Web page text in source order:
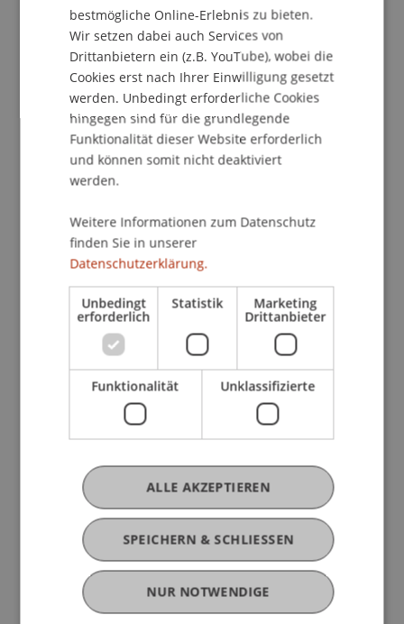
Gerade in einer Arbeitswelt, die von
zunehmender Komplexität und stetigem Wandel
geprägt ist, gewinnt die Fähigkeit zur bewussten
Selbstführung immer mehr an Bedeutung. Für
viele Frauen bedeutet dies auch, unterschiedliche
Rollenbilder und Erwartungen bewusst zu
reflektieren sowie den eigenen Karriereweg aktiv
und selbstbestimmt zu gestalten.
Beim anschliessenden Apéro nutzten die
Teilnehmerinnen die Gelegenheit, neue Kontakte
zu knüpfen, Erfahrungen auszutauschen und
bestehende Netzwerke weiter auszubauen.
Nächste Gelegenheiten für Inspiration und
Austausch bietet der
Businesstag
am 20.
Oktober 2026 in Vaduz – eines der wichtigsten
Wirtschaftsforen für Frauen in der Region, bei
dem auch Women in Business Liechtenstein sowie
die Universität Liechtenstein als Partnerinnen
vertreten sein werden. Vor der Sommerpause
findet auch der monatlicheBusiness Lunch
PUR in Schaan noch zweimal statt: am 28. Mai
und 25. Juni.
bestmögliche Online-Erlebnis zu bieten.
Wir setzen dabei auch Services von
Drittanbietern ein (z.B. YouTube), wobei die
Cookies erst nach Ihrer Einwilligung gesetzt
werden. Unbedingt erforderliche Cookies
hingegen sind für die grundlegende
Funktionalität dieser Website erforderlich
und können somit nicht deaktiviert
werden.
Weitere Informationen zum Datenschutz
finden Sie in unserer
Datenschutzerklärung.
Unbedingt
erforderlich
Statistik Marketing
Drittanbieter
Funktionalität Unklassifizierte
SPEICHERN & SCHLIESSEN
ALLE AKZEPTIEREN
NUR NOTWENDIGE